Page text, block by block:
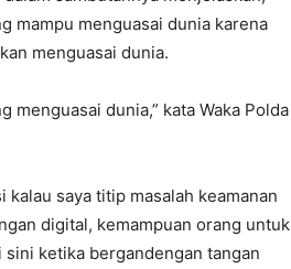
mampu menguasai dunia karena
menguasai dunia.
dunia,” kata Waka Polda
saya titip masalah keamanan
digital, kemampuan orang untuk
sini ketika bergandengan tangan